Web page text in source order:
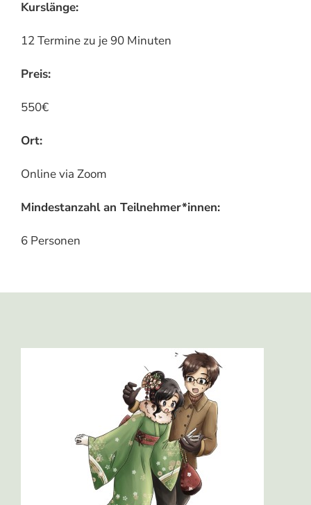
Kurslänge:
12 Termine zu je 90 Minuten
Preis:
550€
Ort:
Online via Zoom
Mindestanzahl an Teilnehmer*innen:
6 Personen